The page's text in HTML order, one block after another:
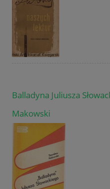
Balladyna Juliusza
Makowski